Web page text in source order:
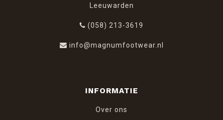
Leeuwarden
(058) 213-3619
info@magnumfootwear.nl
INFORMATIE
Over ons